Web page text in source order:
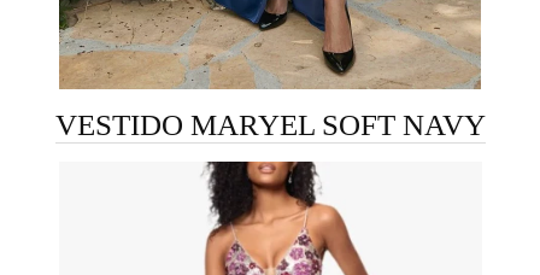
VESTIDO MARYEL SOFT NAVY